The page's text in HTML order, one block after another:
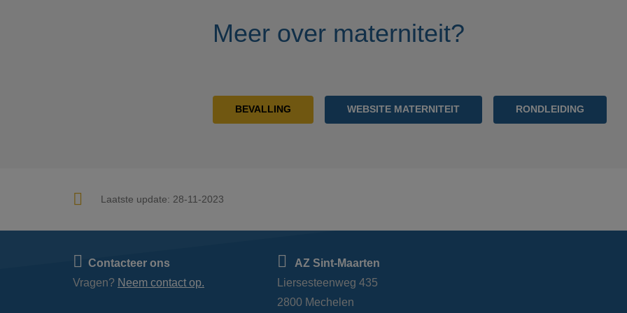
Meer over materniteit?
BEVALLING WEBSITE MATERNITEIT RONDLEIDING
Laatste update: 28-11-2023
Contacteer ons
Vragen? Neem contact op.
AZ Sint-Maarten
Liersesteenweg 435
2800 Mechelen